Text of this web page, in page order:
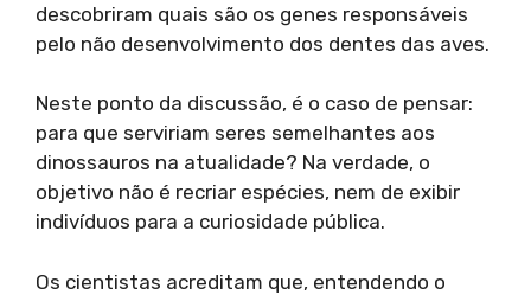
descobriram quais são os genes responsáveis
pelo não desenvolvimento dos dentes das aves.
Neste ponto da discussão, é o caso de pensar:
para que serviriam seres semelhantes aos
dinossauros na atualidade? Na verdade, o
objetivo não é recriar espécies, nem de exibir
indivíduos para a curiosidade pública.
Os cientistas acreditam que, entendendo o